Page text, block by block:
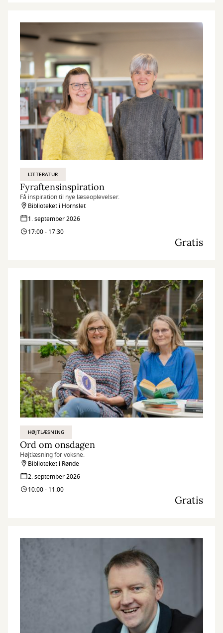
LITTERATUR
Fyraftensinspiration
Få inspiration til nye læseoplevelser.
Biblioteket i Hornslet
1. september 2026
17:00 - 17:30
Gratis
HØJTLÆSNING
Ord om onsdagen
Højtlæsning for voksne.
Biblioteket i Rønde
2. september 2026
10:00 - 11:00
Gratis